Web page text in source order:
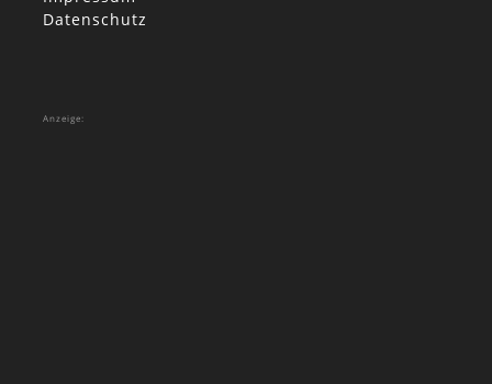
Datenschutz
Anzeige: